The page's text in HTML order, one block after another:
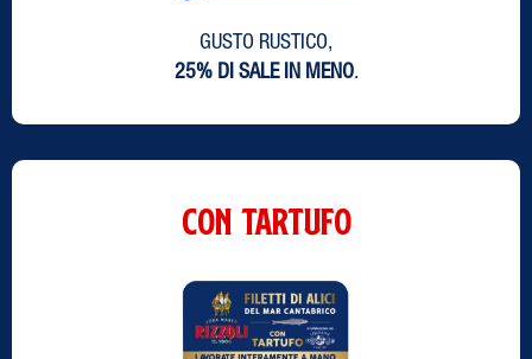
GUSTO RUSTICO,
25% DI SALE IN MENO.
CON TARTUFO